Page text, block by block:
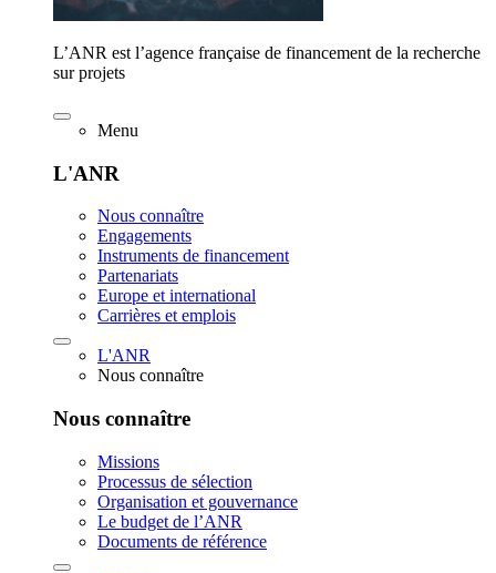
L’ANR est l’agence française de financement de la recherche
sur projets
Menu
L'ANR
Nous connaître
Engagements
Instruments de financement
Partenariats
Europe et international
Carrières et emplois
L'ANR
Nous connaître
Nous connaître
Missions
Processus de sélection
Organisation et gouvernance
Le budget de l’ANR
Documents de référence